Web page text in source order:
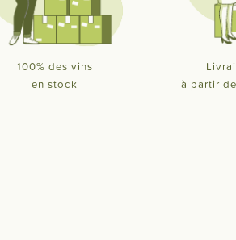
100% des vins
en stock
à partir